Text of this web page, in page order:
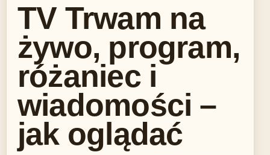
TV Trwam na
żywo, program,
różaniec i
wiadomości –
jak oglądać